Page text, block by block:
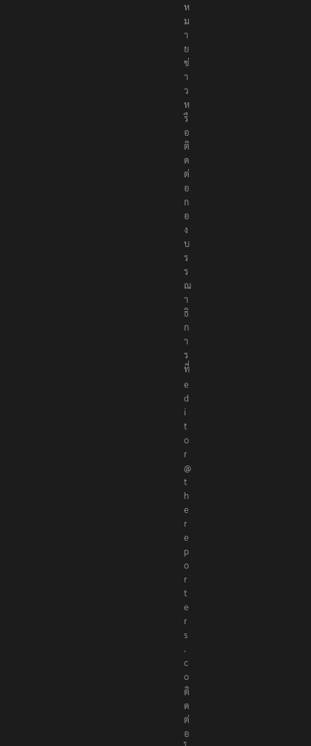
ห
ม
า
ย
ข่
า
ว
ห
รื
อ
ติ
ด
ต่
อ
ก
อ
ง
บ
ร
ร
ณ
า
ธิ
ก
า
ร
ที่
e
d
i
t
o
r
@
t
h
e
r
e
p
o
r
t
e
r
s
.
c
o
ติ
ด
ต่
อ